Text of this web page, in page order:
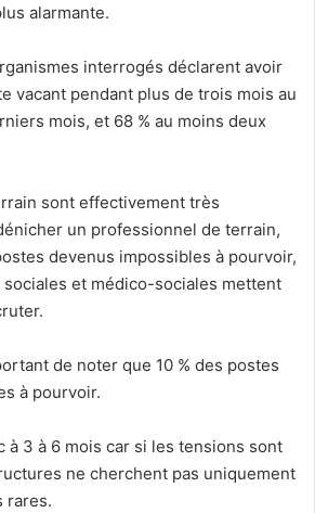
alarmante.
interrogés déclarent avoir
vacant pendant plus de trois mois au
mois, et 68 % au moins deux
sont effectivement très
un professionnel de terrain,
devenus impossibles à pourvoir,
et médico-sociales mettent
de noter que 10 % des postes
à pourvoir.
à 3 à 6 mois car si les tensions sont
ne cherchent pas uniquement
rares.